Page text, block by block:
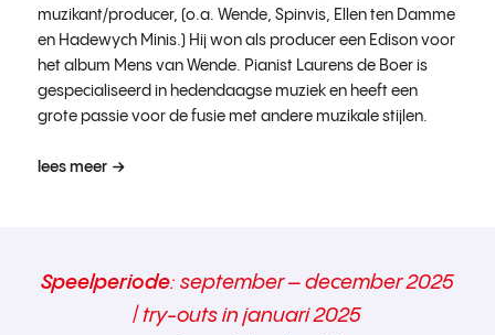
muzikant/producer, (o.a. Wende, Spinvis, Ellen ten Damme
en Hadewych Minis.) Hij won als producer een Edison voor
het album Mens van Wende. Pianist Laurens de Boer is
gespecialiseerd in hedendaagse muziek en heeft een
grote passie voor de fusie met andere muzikale stijlen.
lees meer
Speelperiode: september – december 2025
| try-outs in januari 2025